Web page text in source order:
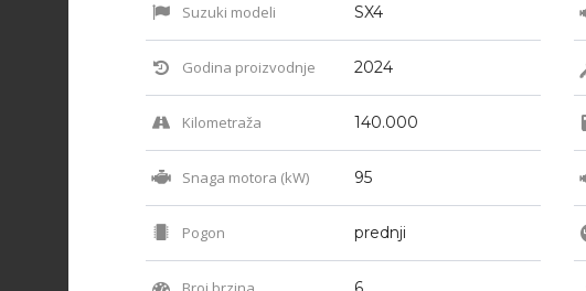
Suzuki modeli SX4
Godina proizvodnje 2024
Kilometraža 140.000
Snaga motora (kW) 95
Pogon prednji